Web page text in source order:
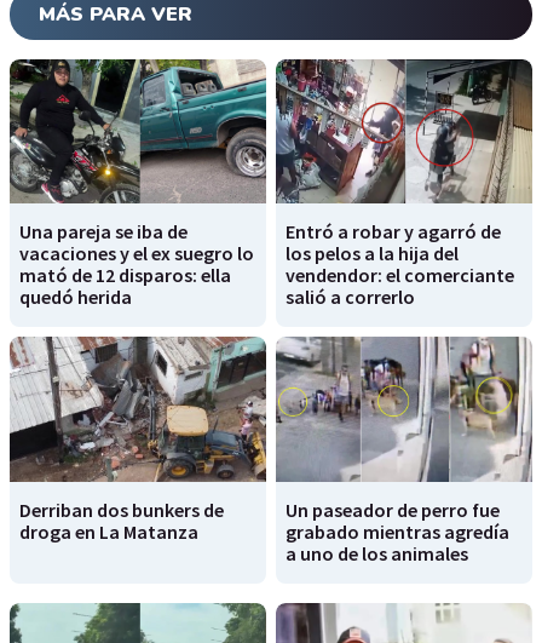
MÁS PARA VER
Una pareja se iba de
vacaciones y el ex suegro lo
mató de 12 disparos: ella
quedó herida
Entró a robar y agarró de
los pelos a la hija del
vendendor: el comerciante
salió a correrlo
Derriban dos bunkers de
droga en La Matanza
Un paseador de perro fue
grabado mientras agredía
a uno de los animales